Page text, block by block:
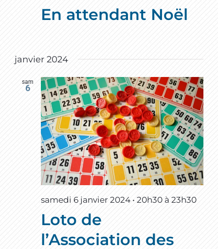
En attendant Noël
janvier 2024
sam
6
samedi 6 janvier 2024 • 20h30 à23h30
Loto de
l’Association des